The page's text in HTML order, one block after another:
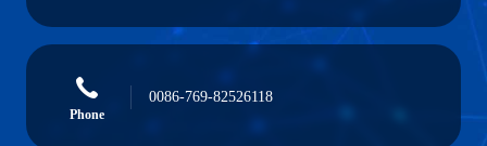
Phone
0086-769-82526118